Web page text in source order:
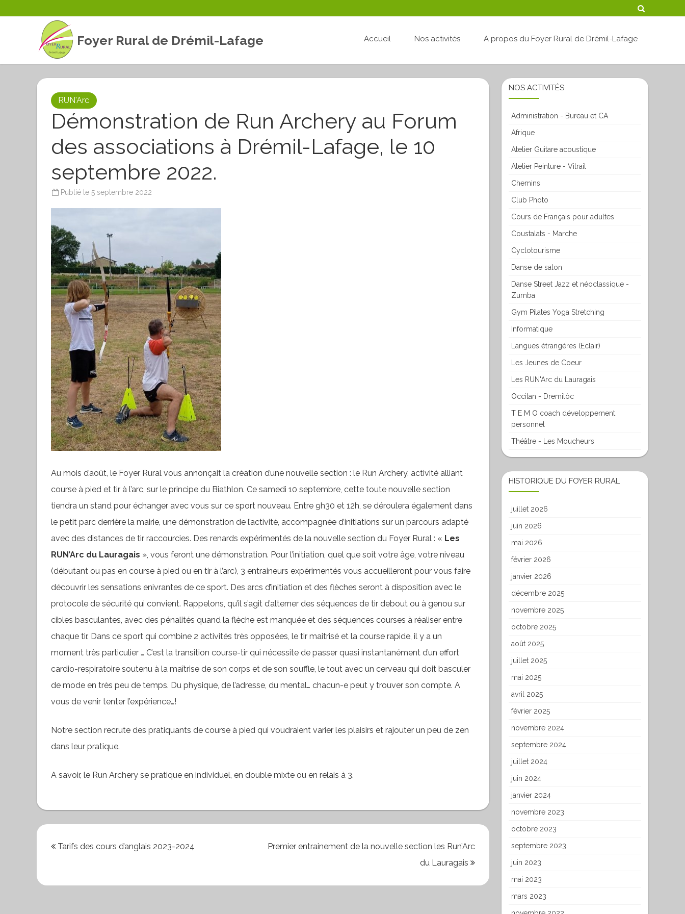
Foyer Rural de Drémil-Lafage
to
Accueil Nos activités A propos du Foyer Rural de Drémil-Lafage
RUN'Arc
Démonstration de Run Archery au Forum
des associations à Drémil-Lafage, le 10
septembre 2022.
Publié le 5 septembre 2022
Au mois d’août, le Foyer Rural vous annonçait la création d’une nouvelle section : le Run Archery, activité alliant
course à pied et tir à l’arc, sur le principe du Biathlon. Ce samedi 10 septembre, cette toute nouvelle section
tiendra un stand pour échanger avec vous sur ce sport nouveau. Entre 9h30 et 12h, se déroulera également dans
le petit parc derrière la mairie, une démonstration de l’activité, accompagnée d’initiations sur un parcours adapté
avec des distances de tir raccourcies. Des renards expérimentés de la nouvelle section du Foyer Rural : « Les
RUN’Arc du Lauragais », vous feront une démonstration. Pour l’initiation, quel que soit votre âge, votre niveau
(débutant ou pas en course à pied ou en tir à l’arc), 3 entraineurs expérimentés vous accueilleront pour vous faire
découvrir les sensations enivrantes de ce sport. Des arcs d’initiation et des flèches seront à disposition avec le
protocole de sécurité qui convient. Rappelons, qu’il s’agit d’alterner des séquences de tir debout ou à genou sur
cibles basculantes, avec des pénalités quand la flèche est manquée et des séquences courses à réaliser entre
chaque tir. Dans ce sport qui combine 2 activités très opposées, le tir maitrisé et la course rapide, il y a un
moment très particulier … C’est la transition course-tir qui nécessite de passer quasi instantanément d’un effort
cardio-respiratoire soutenu à la maîtrise de son corps et de son souffle, le tout avec un cerveau qui doit basculer
de mode en très peu de temps. Du physique, de l’adresse, du mental… chacun-e peut y trouver son compte. A
vous de venir tenter l’expérience…!
Notre section recrute des pratiquants de course à pied qui voudraient varier les plaisirs et rajouter un peu de zen
dans leur pratique.
A savoir, le Run Archery se pratique en individuel, en double mixte ou en relais à 3.
Navigation
Tarifs des cours d’anglais 2023-2024
Premier entrainement de la nouvelle section les Run’Arc
du Lauragais
NOS ACTIVITÉS
Administration - Bureau et CA
Afrique
Atelier Guitare acoustique
Atelier Peinture - Vitrail
Chemins
Club Photo
Cours de Français pour adultes
Coustalats - Marche
Cyclotourisme
Danse de salon
Danse Street Jazz et néoclassique -
Zumba
Gym Pilates Yoga Stretching
Informatique
Langues étrangères (Eclair)
Les Jeunes de Coeur
Les RUN'Arc du Lauragais
Occitan - Dremilòc
T E M O coach développement
personnel
Théâtre - Les Moucheurs
HISTORIQUE DU FOYER RURAL
juillet 2026
juin 2026
mai 2026
février 2026
janvier 2026
décembre 2025
novembre 2025
octobre 2025
août 2025
juillet 2025
mai 2025
avril 2025
février 2025
novembre 2024
septembre 2024
juillet 2024
juin 2024
janvier 2024
novembre 2023
octobre 2023
septembre 2023
juin 2023
mai 2023
mars 2023